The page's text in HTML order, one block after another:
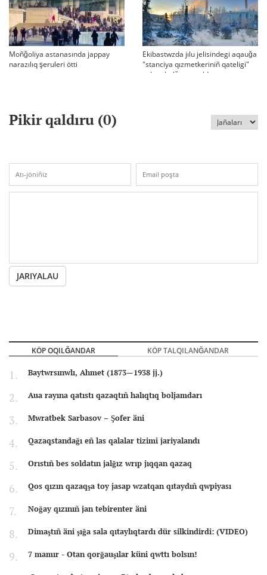
Moñğoliya astanasında jappay
narazılıq şeruleri ötti
Ekibastwzda jılu jelisindegi aqauğa
"stanciya qızmetkeriniñ qateligi"
sebep bolğanı aytıldı
Pikir qaldıru (0)
JARIYALAU
KÖP OQILĞANDAR KÖP TALQILANĞANDAR
Baytwrsınwlı, Ahmet (1873—1938 jj.)
Aua rayına qatıstı qazaqtıñ halıqtıq boljamdarı
Mwratbek Sarbasov – Şofer äni
Qazaqstandağı eñ las qalalar tizimi jariyalandı
Orıstıñ bes soldatın jalğız wrıp jıqqan qazaq
Qos qızın qazaqşa toy jasap wzatqan qıtaydıñ qwpiyası
Noğay qızınıñ jan tebirenter äni
Dimaştıñ äni şığa sala qıtaylıqtardı dür silkindirdi: (VIDEO)
7 mamır - Otan qorğauşılar küni qwttı bolsın!